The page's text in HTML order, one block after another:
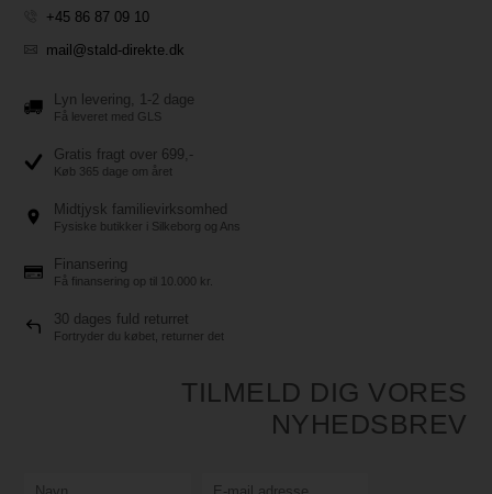
+45 86 87 09 10
mail@stald-direkte.dk
Lyn levering, 1-2 dage
Få leveret med GLS
Gratis fragt over 699,-
Køb 365 dage om året
Midtjysk familievirksomhed
Fysiske butikker i Silkeborg og Ans
Finansering
Få finansering op til 10.000 kr.
30 dages fuld returret
Fortryder du købet, returner det
TILMELD DIG VORES
NYHEDSBREV